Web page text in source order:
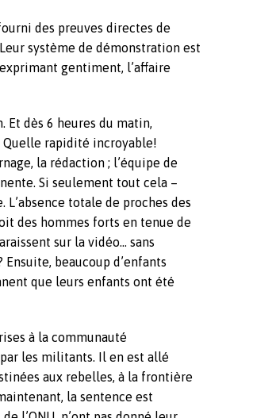
des preuves directes de
système de démonstration est
gentiment, l’affaire
Et dès 6 heures du matin,
Quelle rapidité incroyable!
la rédaction ; l’équipe de
Si seulement tout cela –
L’absence totale de proches des
des hommes forts en tenue de
sur la vidéo… sans
beaucoup d’enfants
que leurs enfants ont été
à la communauté
les militants. Il en est allé
aux rebelles, à la frontière
la sentence est